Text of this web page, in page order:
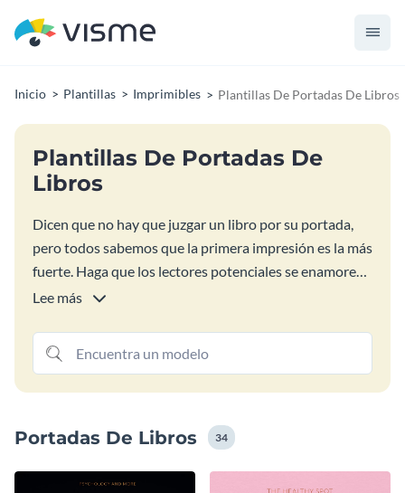
Inicio Plantillas Imprimibles Plantillas De Portadas De Libros
Plantillas De Portadas De
Libros
Dicen que no hay que juzgar un libro por su portada,
pero todos sabemos que la primera impresión es la más
fuerte. Haga que los lectores potenciales se enamoren
de su libro a primera vista utilizando una de nuestras
estas plantillas de cubiertas de libros para su libro
electrónico o descárguelas en alta calidad para una
versión impresa.
Lee más
Portadas De Libros 34